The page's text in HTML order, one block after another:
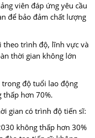
viên đáp ứng yêu cầu
để bảo đảm chất lượng
theo trình độ, lĩnh vực và
thời gian không lớn
trong độ tuổi lao động
thấp hơn 70%.
gian có trình độ tiến sĩ:
không thấp hơn 30%